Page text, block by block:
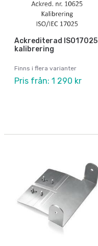
Ackrediterad ISO17025
kalibrering
Finns i flera varianter
Pris från: 1 290 kr